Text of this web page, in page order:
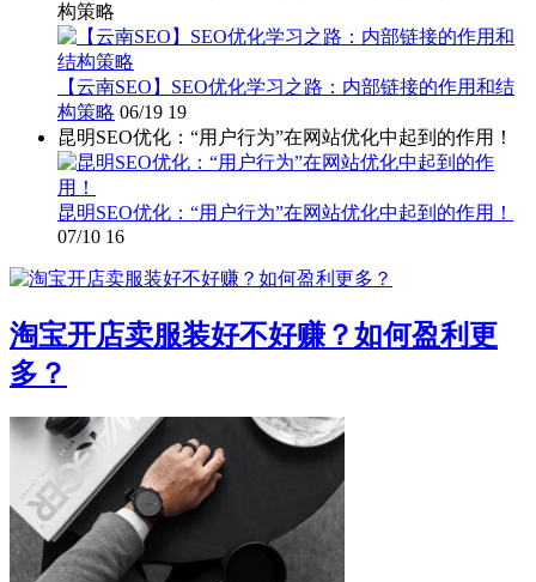
构策略
【云南SEO】SEO优化学习之路：内部链接的作用和结
构策略 06/19 19
昆明SEO优化：“用户行为”在网站优化中起到的作用！
昆明SEO优化：“用户行为”在网站优化中起到的作用！
07/10 16
淘宝开店卖服装好不好赚？如何盈利更
多？